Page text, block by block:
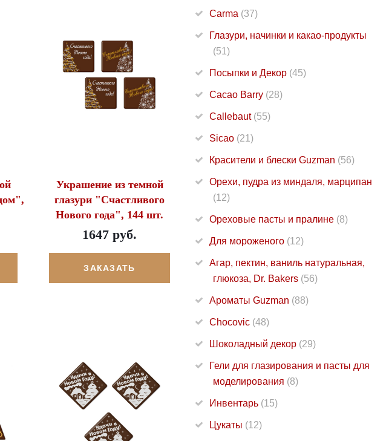
Украшение из темной
глазури "Счастливого
Нового года", 144 шт.
1647 руб.
ЗАКАЗАТЬ
Carma (37)
Глазури, начинки и какао-продукты
(51)
Посыпки и Декор (45)
Cacao Barry (28)
Callebaut (55)
Sicao (21)
Красители и блески Guzman (56)
Орехи, пудра из миндаля, марципан
(12)
Ореховые пасты и пралине (8)
Для мороженого (12)
Агар, пектин, ваниль натуральная,
глюкоза, Dr. Bakers (56)
Ароматы Guzman (88)
Chocovic (48)
Шоколадный декор (29)
Гели для глазирования и пасты для
моделирования (8)
Инвентарь (15)
Цукаты (12)